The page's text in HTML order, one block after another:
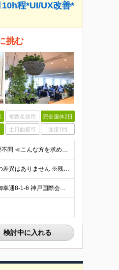
程*UI/UX改善*
挑む
複数名採用 完全週休2日
土日面接可 面接1回
◆PHP、Python、TypeScriptのいずれかを用いた開発経験がある方 ※学歴不問 ≪こんな方を求めています≫ ◇自社システムの開発に上流から関わりたい方 ◇ユーザーと直接対話し、提案しなが
◆月給27万円～37万8000円 ※試用期間3ヵ月あり。期間中の給与・待遇の差異はありません ※残業代は全額支給いたします。
★神戸三宮駅・三ノ宮駅からアクセス抜群 【本社】 兵庫県神戸市中央区御幸通8-1-6 神戸国際会館14階 ※(変更の範囲)上記を除く当社関連勤務地
検討中に入れる